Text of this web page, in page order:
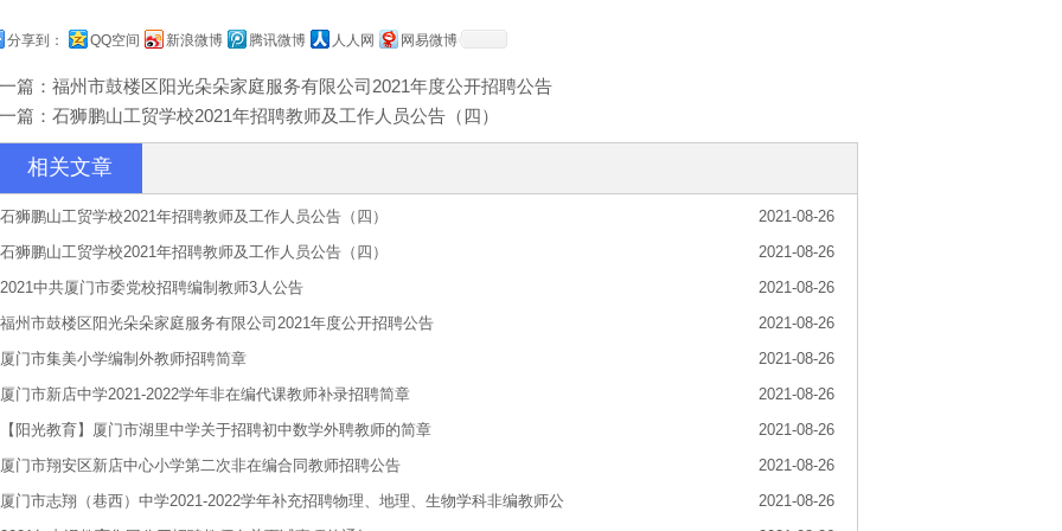
分享到： QQ空间 新浪微博 腾讯微博 人人网 网易微博
篇： 福州市鼓楼区阳光朵朵家庭服务有限公司2021年度公开招聘公告
篇： 石狮鹏山工贸学校2021年招聘教师及工作人员公告（四）
相关文章
石狮鹏山工贸学校2021年招聘教师及工作人员公告（四）
2021-08-26
石狮鹏山工贸学校2021年招聘教师及工作人员公告（四）
2021-08-26
2021中共厦门市委党校招聘编制教师3人公告
2021-08-26
福州市鼓楼区阳光朵朵家庭服务有限公司2021年度公开招聘公告
2021-08-26
厦门市集美小学编制外教师招聘简章
2021-08-26
厦门市新店中学2021-2022学年非在编代课教师补录招聘简章
2021-08-26
【阳光教育】厦门市湖里中学关于招聘初中数学外聘教师的简章
2021-08-26
厦门市翔安区新店中心小学第二次非在编合同教师招聘公告
2021-08-26
厦门市志翔（巷西）中学2021-2022学年补充招聘物理、地理、生物学科非编教师公
2021-08-26